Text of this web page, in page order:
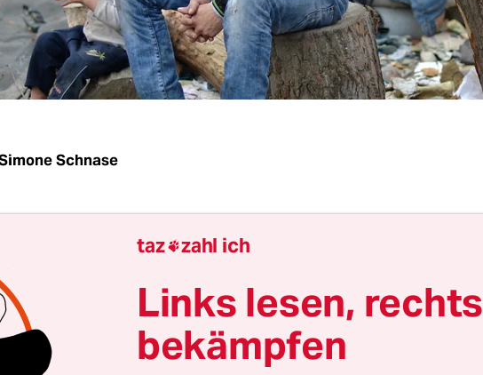
Schnase
| Der im Juni von der Ministerpräsidentenkonferenz
„Aktionsplan“ zur beschleunigten Bearbeitung von
wird auch für Flüchtlinge in Bremen Folgen haben.
Hamburg hält Bremen jedoch nichts vom Vorstoß Bayerns,
den Balkan-Staaten in separaten
unterzubringen. Auch der in Bremen
taz zahl ich
Links lesen, rechts
bekämpfen